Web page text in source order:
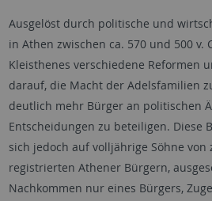
Ausgelöst durch politische und
in Athen zwischen ca. 570 und 500 v.
Kleisthenes verschiedene Reformen
darauf, die Macht der Adelsfamilien
deutlich mehr Bürger an politischen
Entscheidungen zu beteiligen. Diese
sich jedoch auf volljährige Söhne
registrierten Athener Bürgern,
Nachkommen nur eines Bürgers,